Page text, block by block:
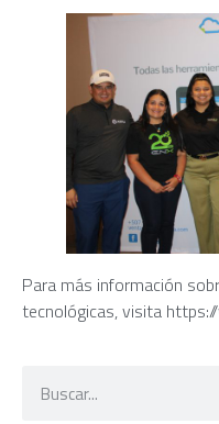
Para más información
tecnológicas, visita